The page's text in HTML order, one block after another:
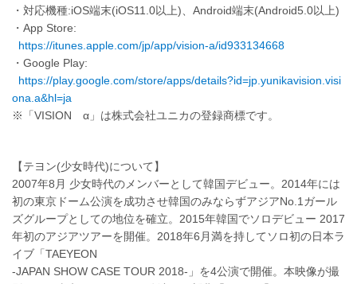
・対応機種:iOS端末(iOS11.0以上)、Android端末(Android5.0以上)
・App Store:
https://itunes.apple.com/jp/app/vision-a/id933134668
・Google Play:
https://play.google.com/store/apps/details?id=jp.yunikavision.visi
ona.a&hl=ja
※「VISION α」は株式会社ユニカの登録商標です。
【テヨン(少女時代)について】
2007年8月 少女時代のメンバーとして韓国デビュー。2014年には
初の東京ドーム公演を成功させ韓国のみならずアジアNo.1ガール
ズグループとしての地位を確立。2015年韓国でソロデビュー 2017
年初のアジアツアーを開催。2018年6月満を持してソロ初の日本ラ
イブ「TAEYEON
-JAPAN SHOW CASE TOUR 2018-」を4公演で開催。本映像が撮